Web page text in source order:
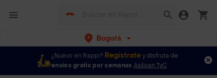
Bogotá
¿Nuevo en Rappi? Regístrate y disfruta de
envíos gratis por semanas Aplican TyC